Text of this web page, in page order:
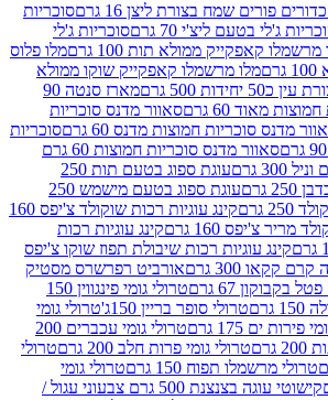
בצורת ליצן 16 גרם
סוכריות
ליצ'י 70 גרם
סוכריות ג'לי
ממולא תות 100 גרם
מלו פלוס
מרשמלו קאפקייק שוקו ממולא
מארז סנטה 90
סאוור מדנס סוכריות
חמוצות מדנס 60 גרם
סוכריות
סאוור מדנס סוכריות חמוצות 60 גרם
עוגת ספוג בטעם תות 250
עוגת ספוג בטעם מישמש 250
קינג עוגיות רכות שוקולד צ'יפס 160
גרם
קינג עוגיות רכות
רכות שיבולת תפוז שוקו צ'יפס
אורביט רפרשרס מסטיק
טרולי גומי פינגווין 150
טרולי סופר בריין 150ג'
טרולי גומי
טרולי גומי עכברים 200
גומי פרות חלב 200 גרם
טרולי
150 גרם
טרולי גומי
קישוטי עוגה בצנצנת 500 גרם צבעוני עגול /